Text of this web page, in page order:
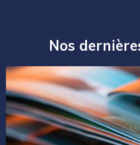
Nos